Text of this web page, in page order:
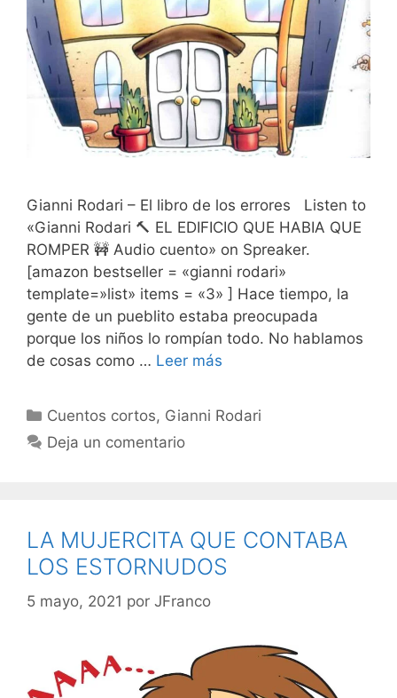
Gianni Rodari – El libro de los errores Listen to
«Gianni Rodari 🔨 EL EDIFICIO QUE HABIA QUE
ROMPER 🚧 Audio cuento» on Spreaker.
[amazon bestseller = «gianni rodari»
template=»list» items = «3» ] Hace tiempo, la
gente de un pueblito estaba preocupada
porque los niños lo rompían todo. No hablamos
de cosas como … Leer más
Categorías
Cuentos cortos, Gianni Rodari
Deja un comentario
LA MUJERCITA QUE CONTABA
LOS ESTORNUDOS
5 mayo, 2021 por JFranco